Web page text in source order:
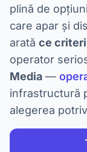
plină de
care apar și
arată ce
operator
Media —
infrastructură
alegerea